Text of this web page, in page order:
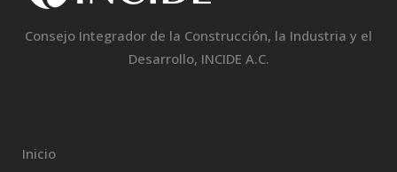
Consejo Integrador de la Construcción, la Industria y el
Desarrollo, INCIDE A.C.
Inicio